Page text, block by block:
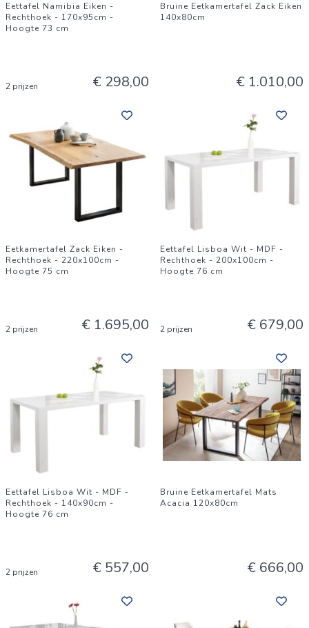
Eettafel Namibia Eiken -
Rechthoek - 170x95cm -
Hoogte 73 cm
2 prijzen € 298,00
Bruine Eetkamertafel Zack Eiken
140x80cm
€ 1.010,00
Eetkamertafel Zack Eiken -
Rechthoek - 220x100cm -
Hoogte 75 cm
2 prijzen € 1.695,00
Eettafel Lisboa Wit - MDF -
Rechthoek - 200x100cm -
Hoogte 76 cm
2 prijzen € 679,00
Eettafel Lisboa Wit - MDF -
Rechthoek - 140x90cm -
Hoogte 76 cm
2 prijzen € 557,00
Bruine Eetkamertafel Mats
Acacia 120x80cm
€ 666,00